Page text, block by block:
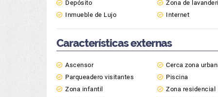
Depósito
Zona de
Inmueble de Lujo
Internet
Características externas
Ascensor
Cerca zona
Parqueadero visitantes
Piscina
Zona infantil
Zona residencial